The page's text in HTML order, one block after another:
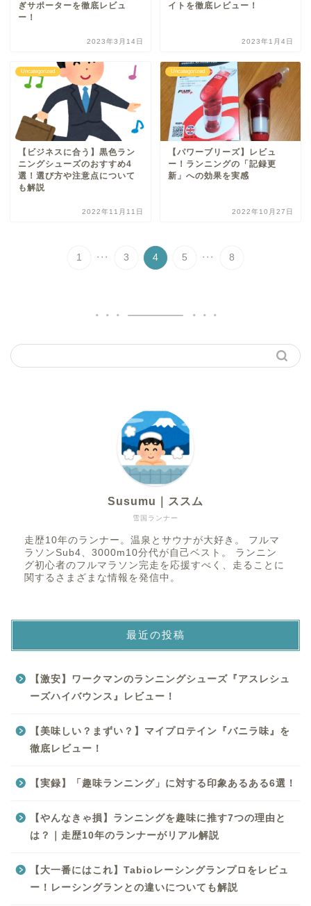
ぎサポーターを徹底レビュ
ー！
2023年3月14日
イトを徹底レビュー！
2023年1月4日
Uncategorized
【ビジネスに合う】黒色ラン
ニングシューズのおすすめ4
選！選び方や注意点について
も解説
2022年11月11日
Uncategorized
【パワーブリーズ】レビュ
ー！ランニングの「記録更
新」への効果を実感
2022年10月27日
1 ... 3 4 5 ... 8
雪国ランナー
Susumu｜ススム
走歴10年のランナー。温泉とサウナが大好き。 フルマ
ラソンSub4、3000m10分代が自己ベスト。 ランニン
グ初心者のフルマラソン完走を応援すべく、走ることに
関するさまざまな情報を発信中。
最近の投稿
【激安】ワークマンのランニングシューズ『アスレシュ
ーズハイバウンス』レビュー！
【美味しい？まずい？】マイプロテイン『バニラ味』を
徹底レビュー！
【実録】「趣味ランニング」に対する印象あるある6選！
【やんなきゃ損】ランニングを趣味に推す7つの理由と
は？｜走歴10年のランナーがリアル解説
【大一番にはこれ】Tabioレーシングランプロをレビュ
ー！レーシングランとの違いについても解説